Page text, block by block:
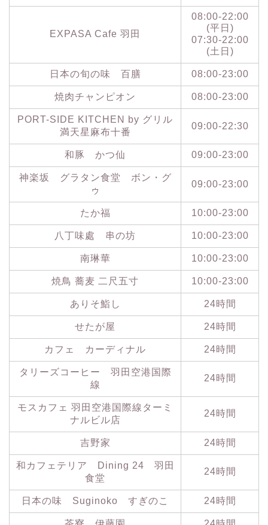
EXPASA Cafe 羽田
08:00-22:00
(平日)
07:30-22:00
(土日)
日本の旬の味 百膳 08:00-23:00
焼肉チャンピオン 08:00-23:00
PORT-SIDE KITCHEN by グリル
満天星麻布十番
09:00-22:30
和豚 かつ仙 09:00-23:00
神楽坂 グラタン食堂 ボン・グ
ゥ
09:00-23:00
たか福 10:00-23:00
八丁味處 串の坊 10:00-23:00
南琳華 10:00-23:00
焼鳥 蕎麦 二尺五寸 10:00-23:00
ありそ鮨し 24時間
せたが屋 24時間
カフェ カーディナル 24時間
タリーズコーヒー 羽田空港国際
線
24時間
モスカフェ 羽田空港国際線ターミ
ナルビル店
24時間
吉野家 24時間
和カフェテリア Dining 24 羽田
食堂
24時間
日本の味 Suginoko すぎのこ 24時間